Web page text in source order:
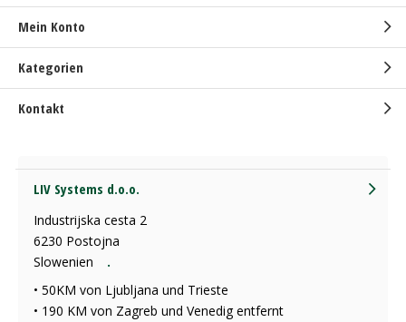
Mein Konto
Kategorien
Kontakt
LIV Systems d.o.o.
Industrijska cesta 2
6230 Postojna
Slowenien
.
• 50KM von Ljubljana und Trieste
• 190 KM von Zagreb und Venedig entfernt